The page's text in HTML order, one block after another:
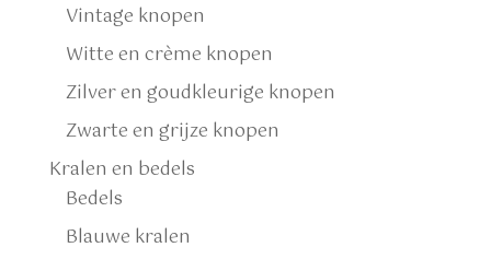
Vintage knopen
Witte en crème knopen
Zilver en goudkleurige knopen
Zwarte en grijze knopen
Kralen en bedels
Bedels
Blauwe kralen